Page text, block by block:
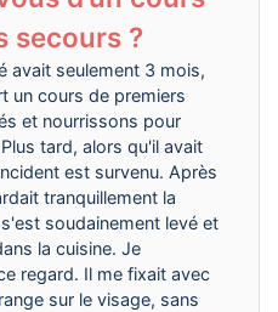
secours ?
avait seulement 3 mois,
un cours de premiers
et nourrissons pour
tard, alors qu'il avait
est survenu. Après
tranquillement la
soudainement levé et
la cuisine. Je
regard. Il me fixait avec
sur le visage, sans